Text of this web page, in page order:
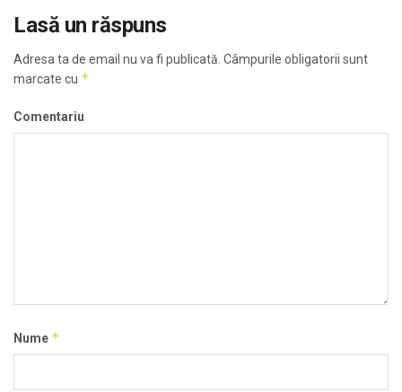
Lasă un răspuns
Adresa ta de email nu va fi publicată. Câmpurile obligatorii sunt
marcate cu *
Comentariu
Nume *